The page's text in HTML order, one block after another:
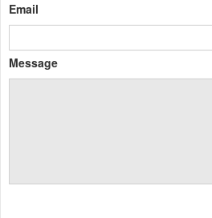
Email
Message